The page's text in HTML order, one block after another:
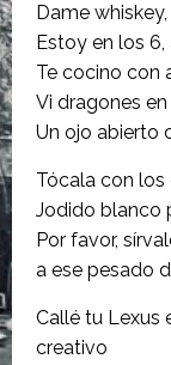
Dame
Estoy en los
Te cocino con
Vi dragones
Un ojo abierto
Tócala con
Jodido blanco
Por favor,
a ese pesado
Callé tu Lexus
creativo